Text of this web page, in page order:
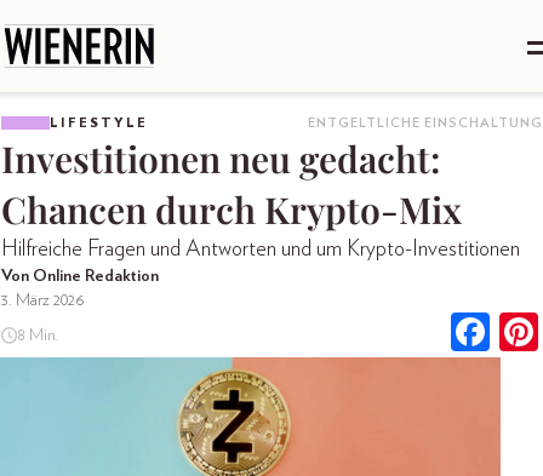
LIFESTYLE ENTGELTLICHE EINSCHALTUNG
Investitionen neu gedacht:
Chancen durch Krypto-Mix
Hilfreiche Fragen und Antworten und um Krypto-Investitionen
Von Online Redaktion
3. März 2026
8 Min.